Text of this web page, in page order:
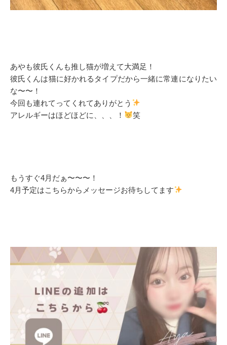
あやも彼氏くんも推し猫が増えて大満足！
彼氏くんは猫に好かれるタイプだから一緒に常連になりたい
な〜〜！
今回も連れてってくれてありがとう
アレルギーはほどほどに、、、！
笑
もうすぐ4月だぁ〜〜〜！
4月予定はこちらからメッセージお待ちしてます